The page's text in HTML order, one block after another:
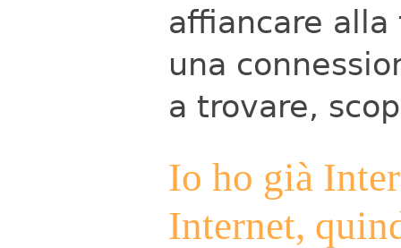
affiancare
una
a trovare,
Io ho già
Internet,